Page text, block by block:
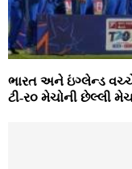
ભારત અને ઇંગ્‍લેન્‍ડ
ટી-ર૦ મેચોની છેલ્લી